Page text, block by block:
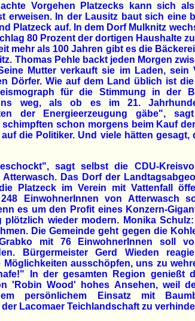
Vorgehen Platzecks kann sich
erweisen. In der Lausitz baut sich eine
Platzeck auf. In dem Dorf Mulknitz
80 Prozent der dortigen Haushalte
mehr als 100 Jahren gibt es die
Thomas Pehle backt jeden Morgen
Mutter verkauft sie im Laden, sein
Dörfer. Wie auf dem Land üblich ist
für die Stimmung in der
weg, als ob es im 21.
der Energieerzeugung gäbe",
schimpften schon morgens beim Kauf
auf die Politiker. Und viele hätten gesagt,
sagt selbst die CDU-
Atterwasch. Das Dorf der
Platzeck im Verein mit Vattenfall
EinwohnerInnen von Atterwasch
es um den Profit eines Konzern-
plötzlich wieder modern. Monika
Die Gemeinde geht gegen die
mit 76 EinwohnerInnen soll
Bürgermeister Gerd Wieden
Möglichkeiten ausschöpfen, uns zu
In der gesamten Region genießt
'Robin Wood' hohes Ansehen, weil
persönlichem Einsatz mit
Lacomaer Teichlandschaft zu